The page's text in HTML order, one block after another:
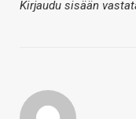
Kirjaudu sisään